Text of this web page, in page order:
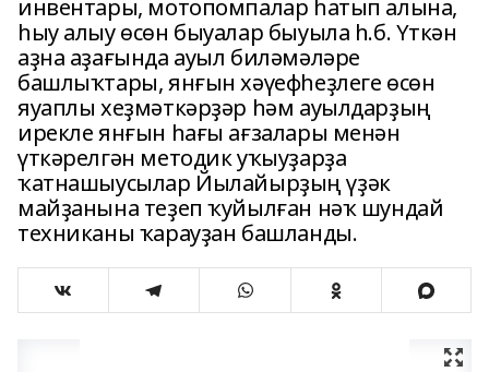
инвентары, мотопомпалар һатып алына,
һыу алыу өсөн быуалар быуыла һ.б. Үткән
аҙна аҙағында ауыл биләмәләре
башлыҡтары, янғын хәүефһеҙлеге өсөн
яуаплы хеҙмәткәрҙәр һәм ауылдарҙың
ирекле янғын һағы ағзалары менән
үткәрелгән методик уҡыуҙарҙа
ҡатнашыусылар Йылайырҙың үҙәк
майҙанына теҙеп ҡуйылған нәҡ шундай
техниканы ҡарауҙан башланды.